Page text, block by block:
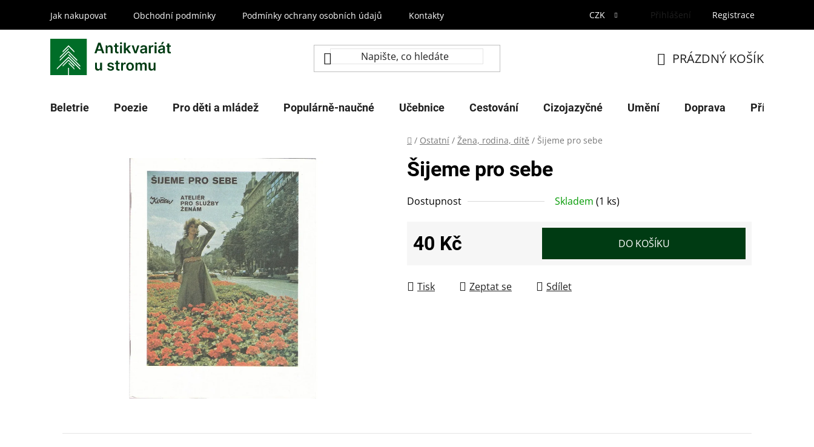
obsah
Jak nakupovat Obchodní podmínky Podmínky ochrany osobních údajů Kontakty CZK Přihlášení Registrace
KOŠÍK
PRÁZDNÝ KOŠÍK
Beletrie Poezie Pro děti a mládež Populárně-naučné Učebnice Cestování Cizojazyčné Umění Doprava Příroda
Domů
/ Ostatní / Žena, rodina, dítě / Šijeme pro sebe
Šijeme pro sebe
Dostupnost Skladem (1 ks)
40 Kč DO KOŠÍKU
Tisk Zeptat se Sdílet